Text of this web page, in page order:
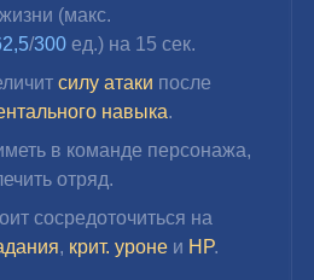
(макс.
/300 ед.) на 15 сек.
силу атаки после
навыка.
в команде персонажа,
отряд.
сосредоточиться на
, крит. уроне и HP.